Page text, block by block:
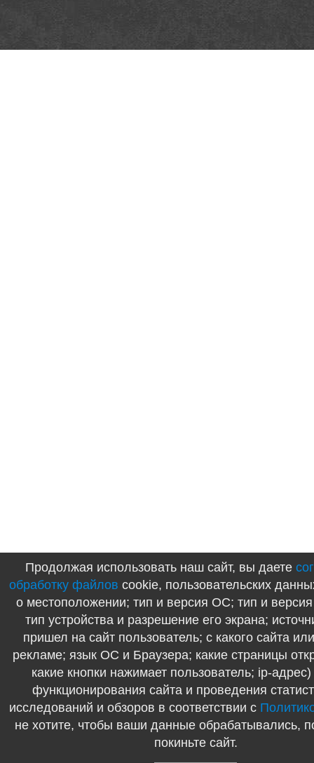
Продолжая использовать наш сайт, вы даете
обработку файлов cookie, пользовательских
о местоположении; тип и версия ОС; тип и
тип устройства и разрешение его экрана;
пришел на сайт пользователь; с какого сайта
рекламе; язык ОС и Браузера; какие страницы
какие кнопки нажимает пользователь; ip-
функционирования сайта и проведения
исследований и обзоров в соответствии с
не хотите, чтобы ваши данные обрабатывались,
покиньте сайт.